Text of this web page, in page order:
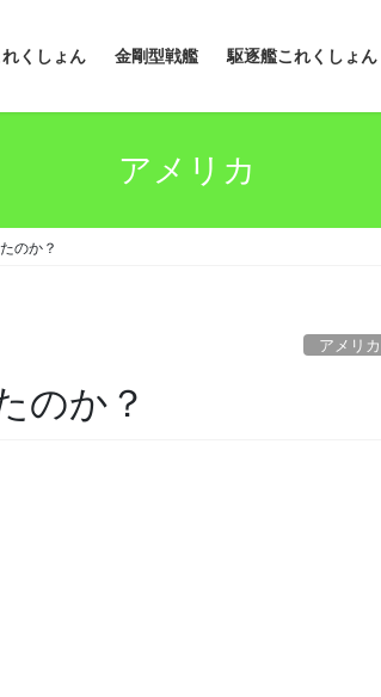
くしょん 金剛型戦艦 駆逐艦これくしょん
アメリカ
のか？
アメリカ
のか？